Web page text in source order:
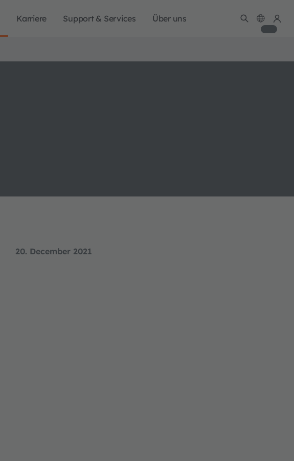
Karriere Support & Services Über uns
20. December 2021